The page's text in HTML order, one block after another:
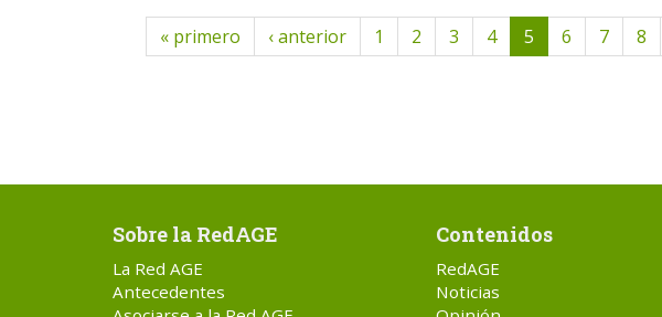
« primero ‹ anterior 1 2 3 4 5 6 7 8
Sobre la RedAGE
La Red AGE
Antecedentes
Contenidos
RedAGE
Noticias